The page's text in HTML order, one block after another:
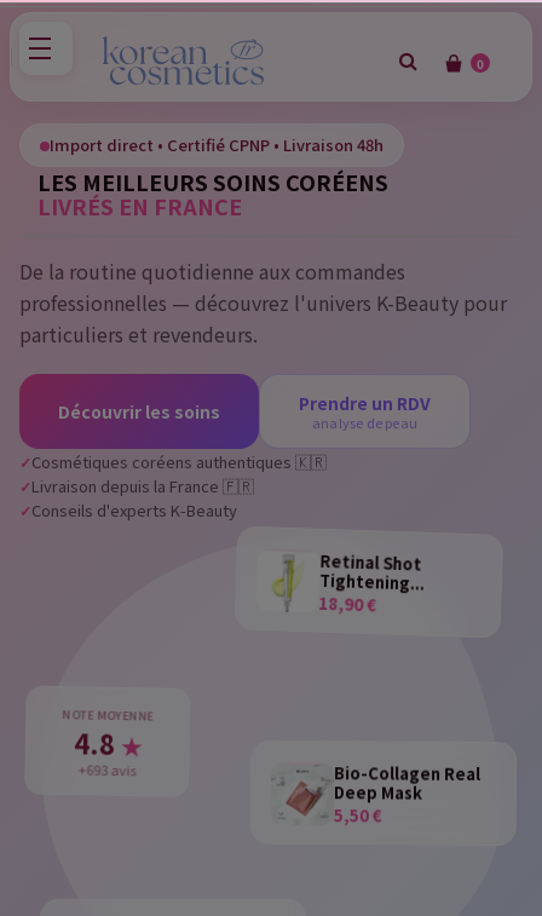
0
Import direct • Certifié CPNP • Livraison 48h
LES MEILLEURS SOINS CORÉENS
LIVRÉS EN FRANCE
De la routine quotidienne aux commandes
professionnelles — découvrez l'univers K-Beauty pour
particuliers et revendeurs.
Découvrir les soins Prendre un RDV
analyse de peau
Cosmétiques coréens authentiques 🇰🇷
Livraison depuis la France 🇫🇷
Conseils d'experts K-Beauty
Retinal Shot
Tightening...
18,90 €
Bio-Collagen Real
Deep Mask
5,50 €
NOTE MOYENNE
4.8 ★
+693 avis
Sign in
You need to be logged in to save products in your wish
list.
Cancel